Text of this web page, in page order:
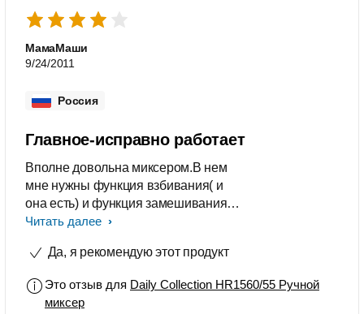
МамаМаши
9/24/2011
Россия
Главное-исправно работает
Вполне довольна миксером.В нем
мне нужны функция взбивания( и
она есть) и функция замешивания
(она тоже есть). Мощности хватает и
-для меня не главное.
Читать далее
Да, я рекомендую этот продукт
Это отзыв для Daily Collection HR1560/55 Ручной
миксер